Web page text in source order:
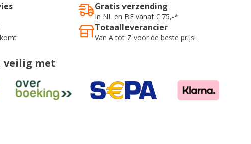
Gratis verzending
In NL en BE vanaf € 75,-*
Totaalleverancier
Van A tot Z voor de beste prijs!
veilig met